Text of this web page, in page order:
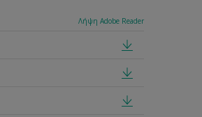
Λήψη Adobe Reader